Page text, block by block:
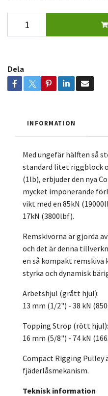
Dela
INFORMATION
Med ungefär hälften så
standard litet riggblock
(1lb), erbjuder den nya
mycket imponerande
vikt med en 85kN
17kN (3800lbf).
Remskivorna är gjorda
och det är denna
en så kompakt remskiva
styrka och dynamisk
Arbetshjul (grått hjul):
13 mm (1/2") - 38 kN
Topping Strop (rött hjul):
16 mm (5/8") - 74 kN
Compact Rigging Pulley
fjäderlåsmekanism.
Teknisk information